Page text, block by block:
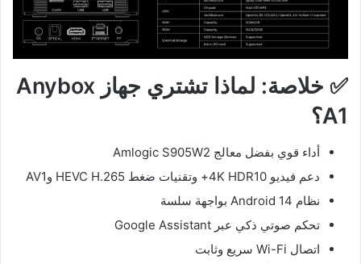
✅
خلاصة: لماذا تشتري جهاز Anybox
A1؟
أداء قوي بفضل معالج Amlogic S905W2
دعم فيديو 4K HDR10+ وتقنيات ضغط HEVC H.265 وAV1
نظام Android 14 بواجهة سلسة
تحكم صوتي ذكي عبر Google Assistant
اتصال Wi-Fi سريع وثابت